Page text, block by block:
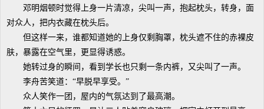
邓明烟顿时觉得上身一片清凉，尖叫一声，抱起枕头，转身，面
对众人，把内衣藏在枕头后。
但这样一来，谁都知道她的上身仅剩胸罩，枕头遮不住的赤裸皮
肤，暴露在空气里，更显得诱惑。
她转过身的瞬间，看到学长也只剩一条内裤，又尖叫了一声。
李舟苦笑道：“早脱早享受。”
众人笑作一团，屋内的气氛达到了最高潮。